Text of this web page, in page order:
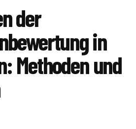
der
in
Methoden und